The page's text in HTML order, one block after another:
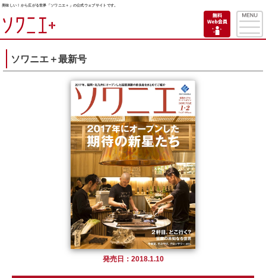
美味しい！から広がる世界「ソワニエ＋」の公式ウェブサイトです。
ソワニエ＋最新号
発売日：2018.1.10